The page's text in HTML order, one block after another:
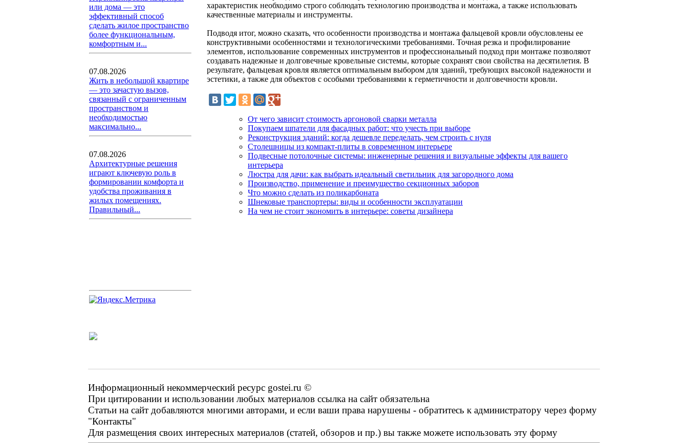
или дома — это
эффективный способ
сделать жилое пространство
более функциональным,
комфортным и...
07.08.2026
Жить в небольшой квартире
— это зачастую вызов,
связанный с ограниченным
пространством и
необходимостью
максимально...
07.08.2026
Архитектурные решения
играют ключевую роль в
формировании комфорта и
удобства проживания в
жилых помещениях.
Правильный...
характеристик необходимо строго соблюдать технологию производства и монтажа, а также использовать
качественные материалы и инструменты.
Подводя итог, можно сказать, что особенности производства и монтажа фальцевой кровли обусловлены ее
конструктивными особенностями и технологическими требованиями. Точная резка и профилирование
элементов, использование современных инструментов и профессиональный подход при монтаже позволяют
создавать надежные и долговечные кровельные системы, которые сохранят свои свойства на десятилетия. В
результате, фальцевая кровля является оптимальным выбором для зданий, требующих высокой надежности и
эстетики, а также для объектов с особыми требованиями к герметичности и долговечности кровли.
От чего зависит стоимость аргоновой сварки металла
Покупаем шпатели для фасадных работ: что учесть при выборе
Реконструкция зданий: когда дешевле переделать, чем строить с нуля
Столешницы из компакт-плиты в современном интерьере
Подвесные потолочные системы: инженерные решения и визуальные эффекты для вашего
интерьера
Люстра для дачи: как выбрать идеальный светильник для загородного дома
Производство, применение и преимущество секционных заборов
Что можно сделать из поликарбоната
Шнековые транспортеры: виды и особенности эксплуатации
На чем не стоит экономить в интерьере: советы дизайнера
Информационный некоммерческий ресурс gostei.ru ©
При цитировании и использовании любых материалов ссылка на сайт обязательна
Статьи на сайт добавляются многими авторами, и если ваши права нарушены - обратитесь к администратору через форму
"Контакты"
Для размещения своих интересных материалов (статей, обзоров и пр.) вы также можете использовать эту форму